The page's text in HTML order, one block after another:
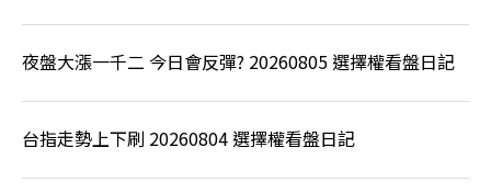
夜盤大漲一千二 今日會反彈? 20260805 選擇權看盤日記
台指走勢上下刷 20260804 選擇權看盤日記